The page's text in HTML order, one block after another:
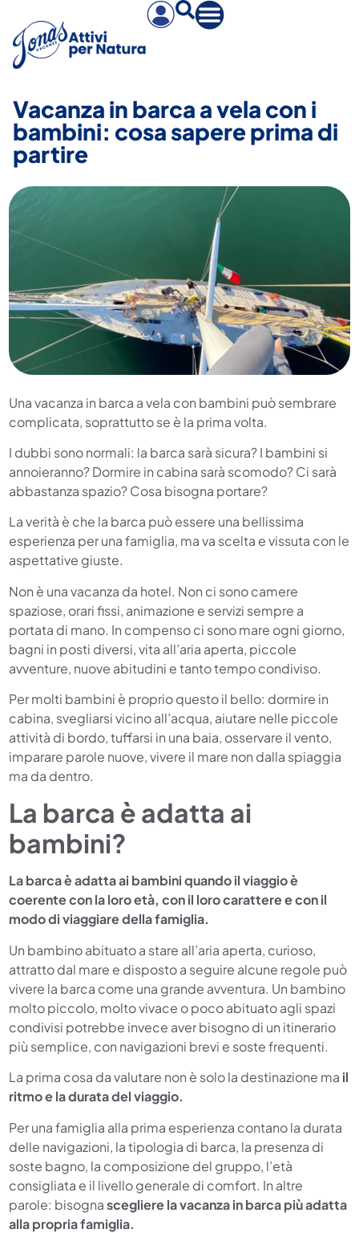
Vacanza in barca a vela con i
bambini: cosa sapere prima di
partire
Una vacanza in barca a vela con bambini può sembrare
complicata, soprattutto se è la prima volta.
I dubbi sono normali: la barca sarà sicura? I bambini si
annoieranno? Dormire in cabina sarà scomodo? Ci sarà
abbastanza spazio? Cosa bisogna portare?
La verità è che la barca può essere una bellissima
esperienza per una famiglia, ma va scelta e vissuta con le
aspettative giuste.
Non è una vacanza da hotel. Non ci sono camere
spaziose, orari fissi, animazione e servizi sempre a
portata di mano. In compenso ci sono mare ogni giorno,
bagni in posti diversi, vita all’aria aperta, piccole
avventure, nuove abitudini e tanto tempo condiviso.
Per molti bambini è proprio questo il bello: dormire in
cabina, svegliarsi vicino all’acqua, aiutare nelle piccole
attività di bordo, tuffarsi in una baia, osservare il vento,
imparare parole nuove, vivere il mare non dalla spiaggia
ma da dentro.
La barca è adatta ai
bambini?
La barca è adatta ai bambini quando il viaggio è
coerente con la loro età, con il loro carattere e con il
modo di viaggiare della famiglia.
Un bambino abituato a stare all’aria aperta, curioso,
attratto dal mare e disposto a seguire alcune regole può
vivere la barca come una grande avventura. Un bambino
molto piccolo, molto vivace o poco abituato agli spazi
condivisi potrebbe invece aver bisogno di un itinerario
più semplice, con navigazioni brevi e soste frequenti.
La prima cosa da valutare non è solo la destinazione ma il
ritmo e la durata del viaggio.
Per una famiglia alla prima esperienza contano la durata
delle navigazioni, la tipologia di barca, la presenza di
soste bagno, la composizione del gruppo, l’età
consigliata e il livello generale di comfort. In altre
parole: bisognascegliere la vacanza in barca più adatta
alla propria famiglia.